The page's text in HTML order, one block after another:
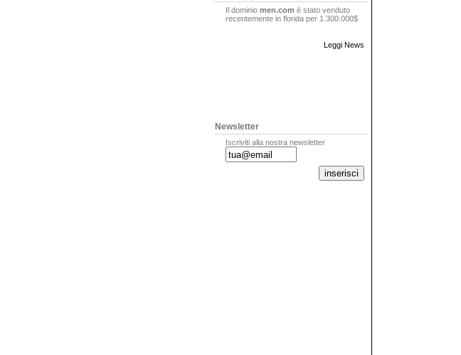
Il dominio men.com è stato venduto
recentemente in florida per 1.300.000$
Leggi News
Newsletter
Iscriviti alla nostra newsletter